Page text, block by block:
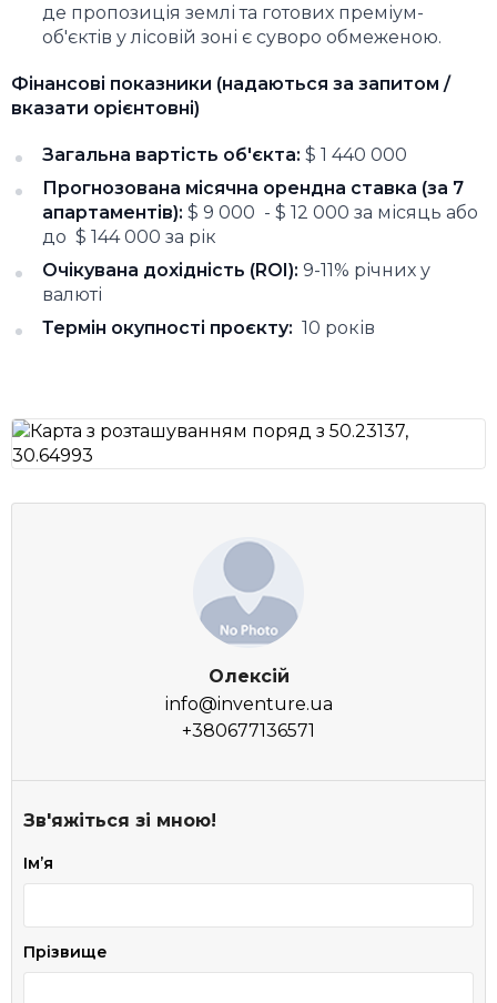
де пропозиція землі та готових преміум-
об'єктів у лісовій зоні є суворо обмеженою.
Фінансові показники (надаються за запитом /
вказати орієнтовні)
Загальна вартість об'єкта: $ 1 440 000
Прогнозована місячна орендна ставка (за 7
апартаментів): $ 9 000 - $ 12 000 за місяць або
до $ 144 000 за рік
Очікувана дохідність (ROI): 9-11% річних у
валюті
Термін окупності проєкту: 10 років
Олексій
info@inventure.ua
+380677136571
Зв'яжіться зі мною!
Імʼя
Прізвище